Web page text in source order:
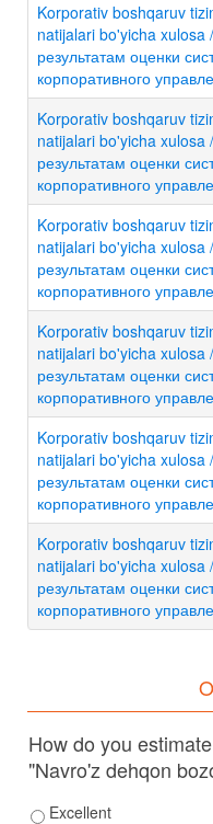
Korporativ boshqaruv
natijalari bo'yicha xulosa
результатам оценки
корпоративного
Korporativ boshqaruv
natijalari bo'yicha xulosa
результатам оценки
корпоративного
Korporativ boshqaruv
natijalari bo'yicha xulosa
результатам оценки
корпоративного
Korporativ boshqaruv
natijalari bo'yicha xulosa
результатам оценки
корпоративного
Korporativ boshqaruv
natijalari bo'yicha xulosa
результатам оценки
корпоративного
Korporativ boshqaruv
natijalari bo'yicha xulosa
результатам оценки
корпоративного
How do you
"Navro'z dehqon
Excellent